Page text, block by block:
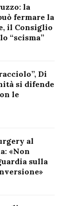
la
fermare la
il Consiglio
“scisma”
Di
si difende
le
al
«Non
sulla